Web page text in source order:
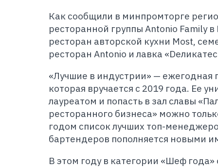
Как сообщили в минпромторге
ресторанной группы Antonio Family
ресторан авторской кухни Most,
ресторан Antonio и лавка
«Лучшие в индустрии» — ежегодная
которая вручается с 2019 года. Ее
лауреатом и попасть в зал славы
ресторанного бизнеса» можно
годом список лучших топ-
бартендеров пополняется новыми
В этом году в категории «Шеф